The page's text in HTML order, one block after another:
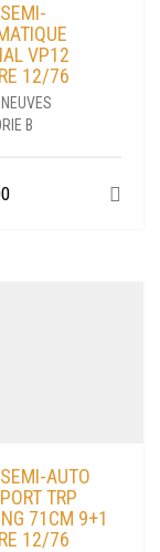
VP12
12/76
B
AUTO
TRP
71CM 9+1
12/76